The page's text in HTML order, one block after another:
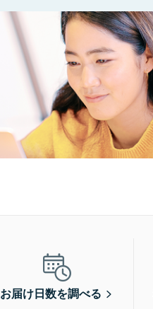
お届け日数を調べる